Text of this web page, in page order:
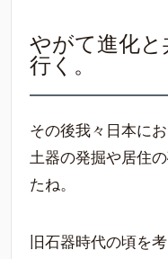
やがて進化と
行く。
その後我々日本に
土器の発掘や居住
たね。
旧石器時代の頃を